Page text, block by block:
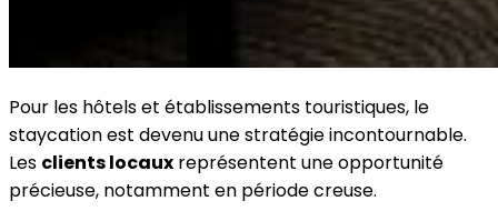
Pour les hôtels et établissements touristiques, le
staycation est devenu une stratégie incontournable.
Les clients locaux représentent une opportunité
précieuse, notamment en période creuse.